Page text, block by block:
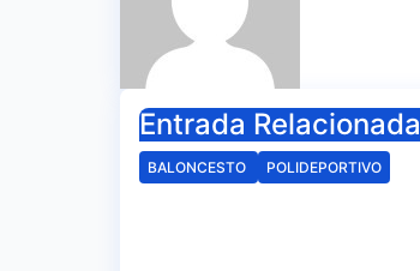
Entrada Relacionada
BALONCESTO POLIDEPORTIVO